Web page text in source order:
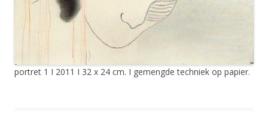
portret 1 I 2011 I 32 x 24 cm. I gemengde techniek op papier.